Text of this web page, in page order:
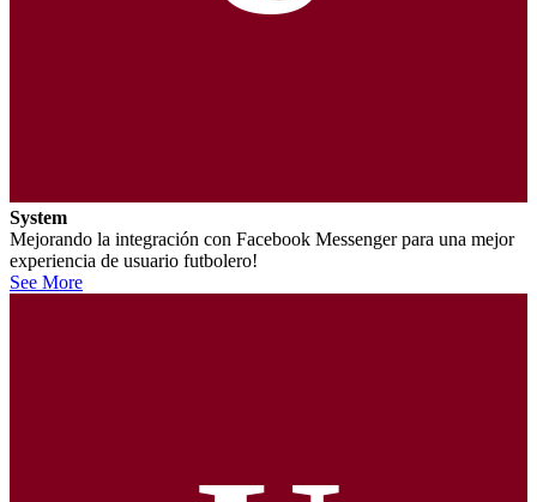
System
Mejorando la integración con Facebook Messenger para una mejor
experiencia de usuario futbolero!
See More